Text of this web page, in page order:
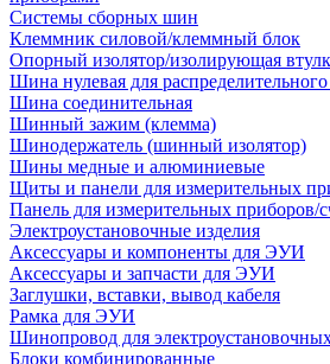
Системы сборных шин
Клеммник силовой/клеммный блок
Опорный изолятор/изолирующая
Шина нулевая для
Шина соединительная
Шинный зажим (клемма)
Шинодержатель (шинный изолятор)
Шины медные и алюминиевые
Щиты и панели для измерительных
Панель для измерительных приборов/
Электроустановочные изделия
Аксессуары и компоненты для ЭУИ
Аксессуары и запчасти для ЭУИ
Заглушки, вставки, вывод кабеля
Рамка для ЭУИ
Шинопровод для
Блоки комбинированные